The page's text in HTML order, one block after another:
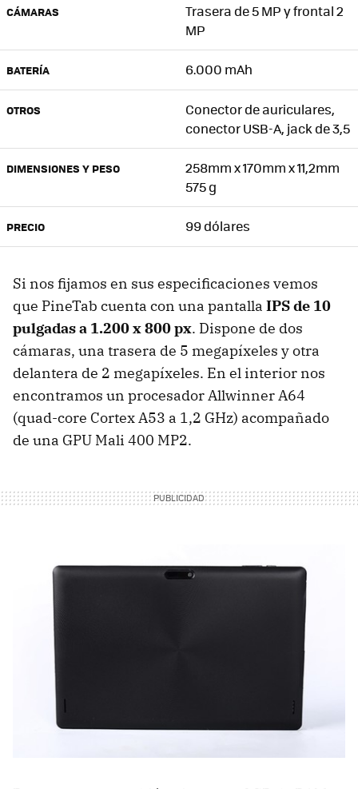
CÁMARAS
Trasera de 5 MP y frontal 2
MP
BATERÍA 6.000 mAh
OTROS
Conector de auriculares,
conector USB-A, jack de 3,5
DIMENSIONES Y PESO
258mm x 170mm x 11,2mm
575 g
PRECIO 99 dólares
Si nos fijamos en sus especificaciones vemos
que PineTab cuenta con una pantalla IPS de 10
pulgadas a 1.200 x 800 px. Dispone de dos
cámaras, una trasera de 5 megapíxeles y otra
delantera de 2 megapíxeles. En el interior nos
encontramos un procesador Allwinner A64
(quad-core Cortex A53 a 1,2 GHz) acompañado
de una GPU Mali 400 MP2.